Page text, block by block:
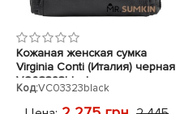
Кожаная женская сумка
Virginia Conti (Италия) черная
VC03323black
Код:VC03323black